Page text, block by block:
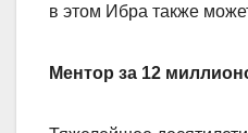
в этом Ибра также
Ментор за 12